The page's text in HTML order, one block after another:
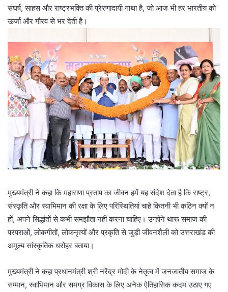
संघर्ष, साहस और राष्ट्रभक्ति की प्रेरणादायी गाथा है, जो आज भी हर भारतीय को
ऊर्जा और गौरव से भर देती है।
मुख्यमंत्री ने कहा कि महाराणा प्रताप का जीवन हमें यह संदेश देता है कि राष्ट्र,
संस्कृति और स्वाभिमान की रक्षा के लिए परिस्थितियां चाहे कितनी भी कठिन क्यों न
हों, अपने सिद्धांतों से कभी समझौता नहीं करना चाहिए। उन्होंने थारू समाज की
परंपराओं, लोकगीतों, लोकनृत्यों और प्रकृति से जुड़ी जीवनशैली को उत्तराखंड की
अमूल्य सांस्कृतिक धरोहर बताया।
मुख्यमंत्री ने कहा प्रधानमंत्री श्री नरेंद्र मोदी के नेतृत्व में जनजातीय समाज के
सम्मान, स्वाभिमान और समग्र विकास के लिए अनेक ऐतिहासिक कदम उठाए गए